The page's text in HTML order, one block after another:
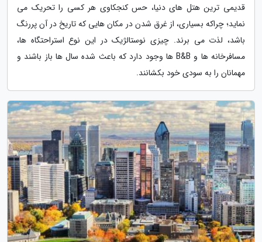
قدیمی ترین هتل های دنیا، حس کنجکاوی هر کسی را تحریک می
نماید؛ چراکه بسیاری، از غرق شدن در مکان هایی که تاریخ در آن پررنگ
باشد، لذت می برند. چیزی نوستالژیک در این نوع استراحتگاه ها،
مسافرخانه ها و B&B ها وجود دارد که باعث شده سال ها باز باشند و
مهمانان را به سودی خود بکشانند.